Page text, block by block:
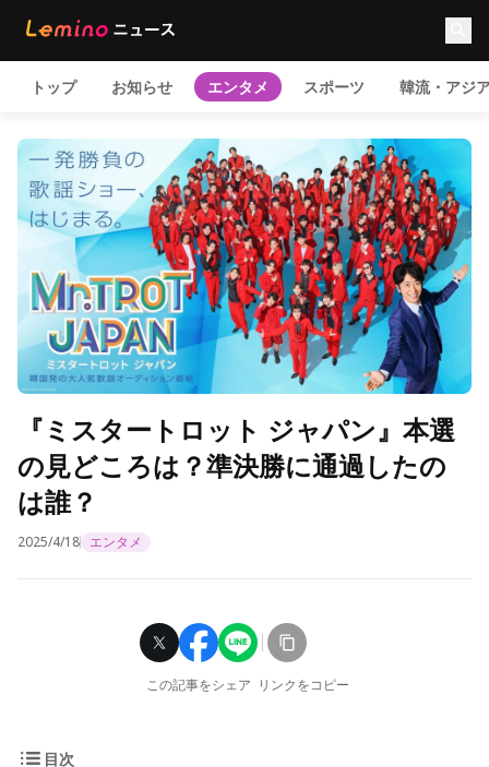
トップ お知らせ エンタメ スポーツ 韓流・アジ
『ミスタートロット ジャパン』本選
の見どころは？準決勝に通過したの
は誰？
2025/4/18 エンタメ
この記事をシェア リンクをコピー
目次